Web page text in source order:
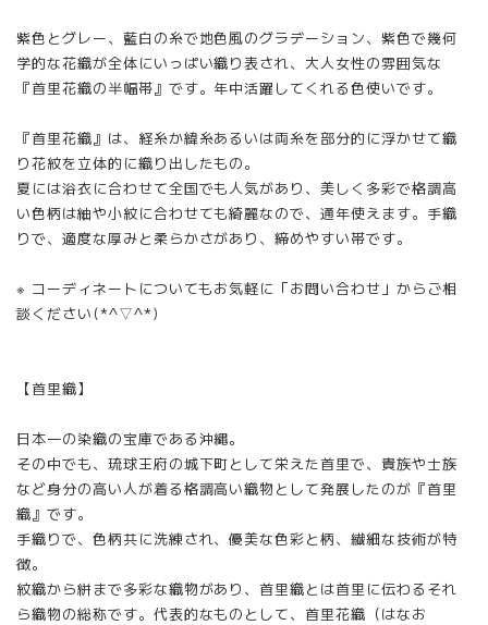
紫色とグレー、藍白の糸で地色風のグラデーション、紫色で幾何
学的な花織が全体にいっぱい織り表され、大人女性の雰囲気な
『首里花織の半幅帯』です。年中活躍してくれる色使いです。
『首里花織』は、経糸か緯糸あるいは両糸を部分的に浮かせて織
り花紋を立体的に織り出したもの。
夏には浴衣に合わせて全国でも人気があり、美しく多彩で格調高
い色柄は紬や小紋に合わせても綺麗なので、通年使えます。手織
りで、適度な厚みと柔らかさがあり、締めやすい帯です。
※ コーディネートについてもお気軽に「お問い合わせ」からご相
談ください(*^▽^*)
【首里織】
日本一の染織の宝庫である沖縄。
その中でも、琉球王府の城下町として栄えた首里で、貴族や士族
など身分の高い人が着る格調高い織物として発展したのが『首里
織』です。
手織りで、色柄共に洗練され、優美な色彩と柄、繊細な技術が特
徴。
紋織から絣まで多彩な織物があり、首里織とは首里に伝わるそれ
ら織物の総称です。代表的なものとして、首里花織（はなお